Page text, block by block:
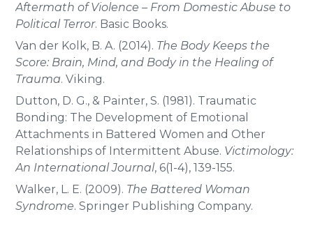
Aftermath of Violence – From Domestic Abuse to
Political Terror. Basic Books.
Van der Kolk, B. A. (2014). The Body Keeps the
Score: Brain, Mind, and Body in the Healing of
Trauma. Viking.
Dutton, D. G., & Painter, S. (1981). Traumatic
Bonding: The Development of Emotional
Attachments in Battered Women and Other
Relationships of Intermittent Abuse. Victimology:
An International Journal, 6(1-4), 139-155.
Walker, L. E. (2009). The Battered Woman
Syndrome. Springer Publishing Company.